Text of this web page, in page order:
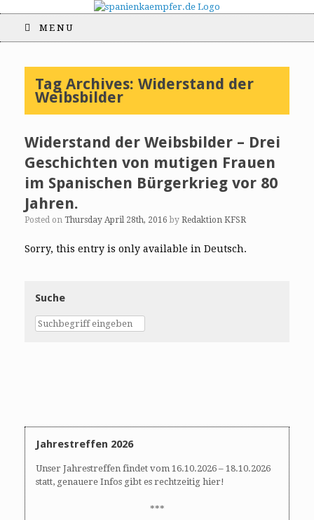
MENU
Tag Archives: Widerstand der
Weibsbilder
Widerstand der Weibsbilder – Drei
Geschichten von mutigen Frauen
im Spanischen Bürgerkrieg vor 80
Jahren.
Posted on Thursday April 28th, 2016 by Redaktion KFSR
Sorry, this entry is only available in Deutsch.
Suche
Jahrestreffen 2026
Unser Jahrestreffen findet vom 16.10.2026 – 18.10.2026
statt, genauere Infos gibt es rechtzeitig hier!
***